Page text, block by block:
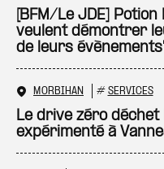
[BFM/Le JDE]
veulent démontrer
de leurs
MORBIHAN # SERVICES
Le drive zéro
expérimenté à